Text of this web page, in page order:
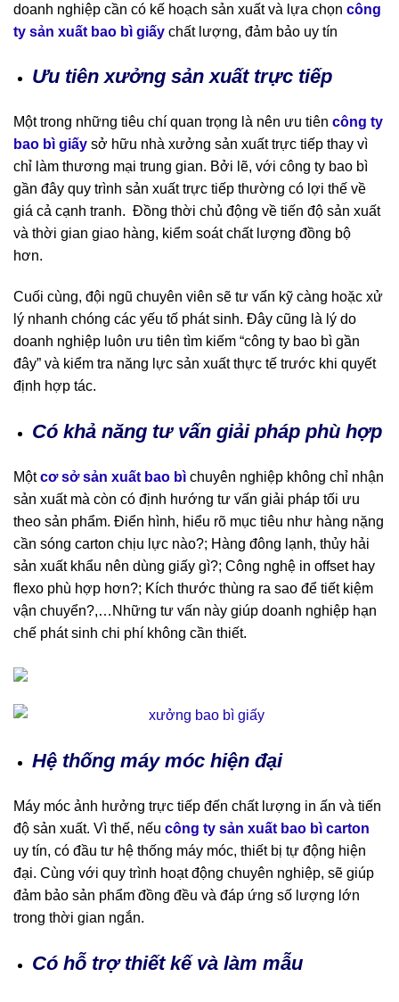
doanh nghiệp cần có kế hoạch sản xuất và lựa chọn công
ty sản xuất bao bì giấy chất lượng, đảm bảo uy tín
Ưu tiên xưởng sản xuất trực tiếp
Một trong những tiêu chí quan trọng là nên ưu tiên công ty
bao bì giấy sở hữu nhà xưởng sản xuất trực tiếp thay vì
chỉ làm thương mại trung gian. Bởi lẽ, với công ty bao bì
gần đây quy trình sản xuất trực tiếp thường có lợi thế về
giá cả cạnh tranh. Đồng thời chủ động về tiến độ sản xuất
và thời gian giao hàng, kiểm soát chất lượng đồng bộ
hơn.
Cuối cùng, đội ngũ chuyên viên sẽ tư vấn kỹ càng hoặc xử
lý nhanh chóng các yếu tố phát sinh. Đây cũng là lý do
doanh nghiệp luôn ưu tiên tìm kiếm “công ty bao bì gần
đây” và kiểm tra năng lực sản xuất thực tế trước khi quyết
định hợp tác.
Có khả năng tư vấn giải pháp phù hợp
Mộtcơ sở sản xuất bao bì chuyên nghiệp không chỉ nhận
sản xuất mà còn có định hướng tư vấn giải pháp tối ưu
theo sản phẩm. Điển hình, hiểu rõ mục tiêu như hàng nặng
cần sóng carton chịu lực nào?; Hàng đông lạnh, thủy hải
sản xuất khẩu nên dùng giấy gì?; Công nghệ in offset hay
flexo phù hợp hơn?; Kích thước thùng ra sao để tiết kiệm
vận chuyển?,…Những tư vấn này giúp doanh nghiệp hạn
chế phát sinh chi phí không cần thiết.
Hệ thống máy móc hiện đại
Máy móc ảnh hưởng trực tiếp đến chất lượng in ấn và tiến
độ sản xuất. Vì thế, nếu công ty sản xuất bao bì carton
uy tín, có đầu tư hệ thống máy móc, thiết bị tự động hiện
đại. Cùng với quy trình hoạt động chuyên nghiệp, sẽ giúp
đảm bảo sản phẩm đồng đều và đáp ứng số lượng lớn
trong thời gian ngắn.
Có hỗ trợ thiết kế và làm mẫu